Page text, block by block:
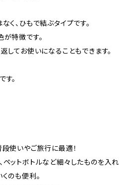
く、ひもで結ぶタイプです。
特徴です。
してお使いになることもできます。
。
使いやご旅行に最適！
ペットボトルなど細々したものを入れ
のも便利。